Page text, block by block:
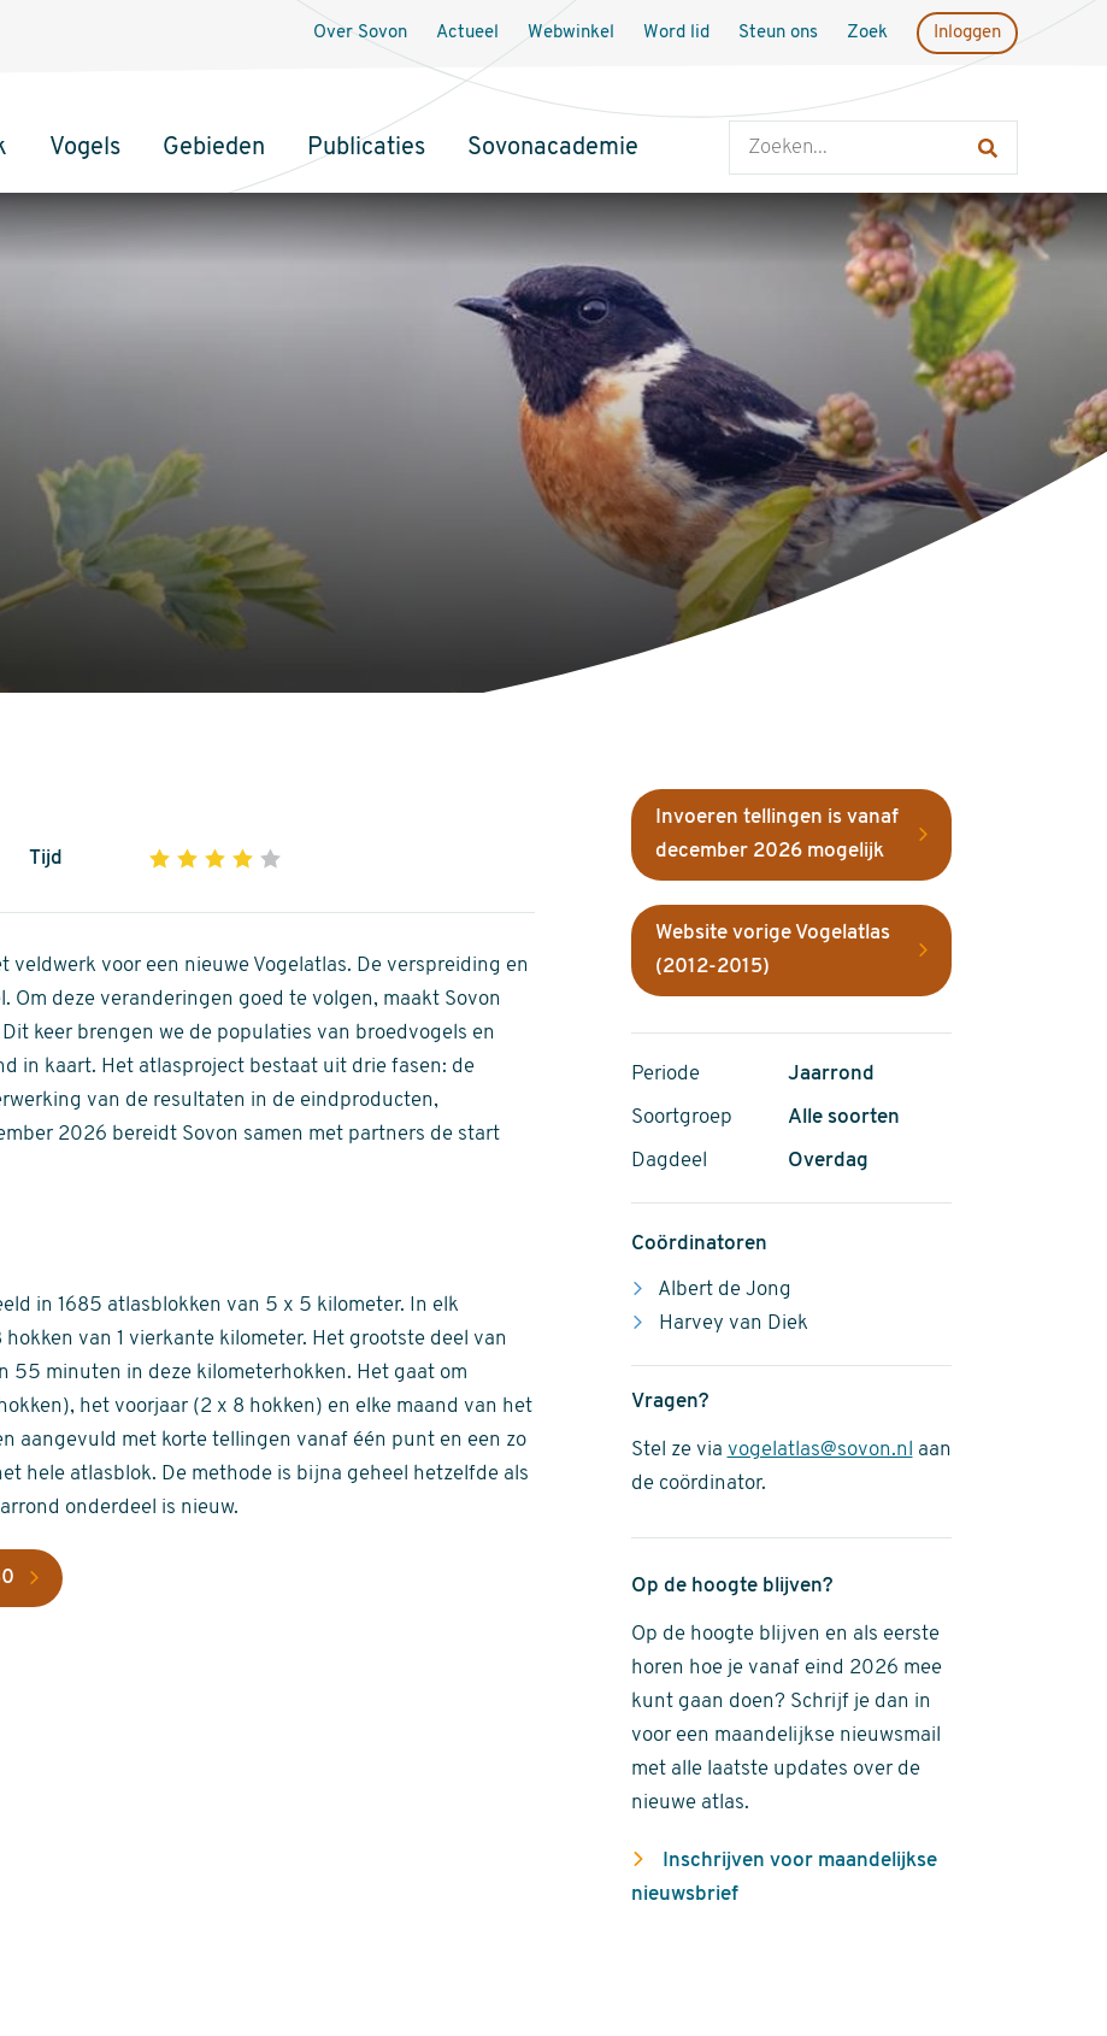
Vogels Gebieden Publicaties Sovonacademie
Over Sovon Actueel Webwinkel Word lid Steun ons Zoek Inloggen
Tijd 1 2 3 4
of
5
stars
veldwerk voor een nieuwe Vogelatlas. De verspreiding en
Om deze veranderingen goed te volgen, maakt Sovon
keer brengen we de populaties van broedvogels en
in kaart. Het atlasproject bestaat uit drie fasen: de
van de resultaten in de eindproducten,
2026 bereidt Sovon samen met partners de start
in 1685 atlasblokken van 5 x 5 kilometer. In elk
van 1 vierkante kilometer. Het grootste deel van
55 minuten in deze kilometerhokken. Het gaat om
het voorjaar (2 x 8 hokken) en elke maand van het
aangevuld met korte tellingen vanaf één punt en een zo
hele atlasblok. De methode is bijna geheel hetzelfde als
onderdeel is nieuw.
Invoeren tellingen is vanaf
december 2026 mogelijk
Website vorige Vogelatlas
(2012-2015)
Periode Jaarrond
Soortgroep Alle soorten
Dagdeel Overdag
Coördinatoren
Albert de Jong
Harvey van Diek
Vragen?
Stel ze via vogelatlas@sovon.nl
aan
de coördinator.
Op de hoogte blijven?
Op de hoogte blijven en als eerste
horen hoe je vanaf eind 2026 mee
kunt gaan doen? Schrijf je dan in
voor een maandelijkse nieuwsmail
met alle laatste updates over de
nieuwe atlas.
Inschrijven voor maandelijkse
nieuwsbrief